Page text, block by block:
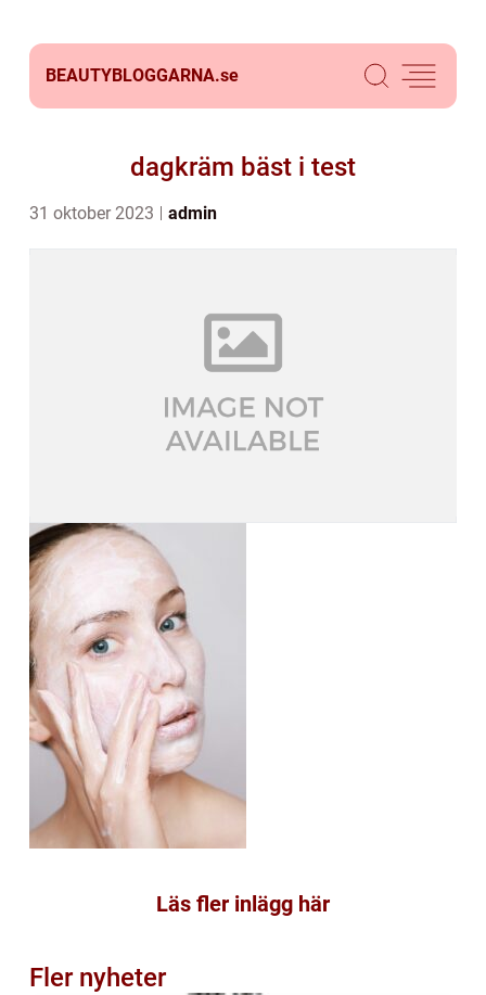
BEAUTYBLOGGARNA.se
dagkräm bäst i test
31 oktober 2023 admin
Läs fler inlägg här
Fler nyheter